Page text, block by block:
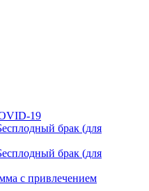
19
брак (для
брак (для
с привлечением